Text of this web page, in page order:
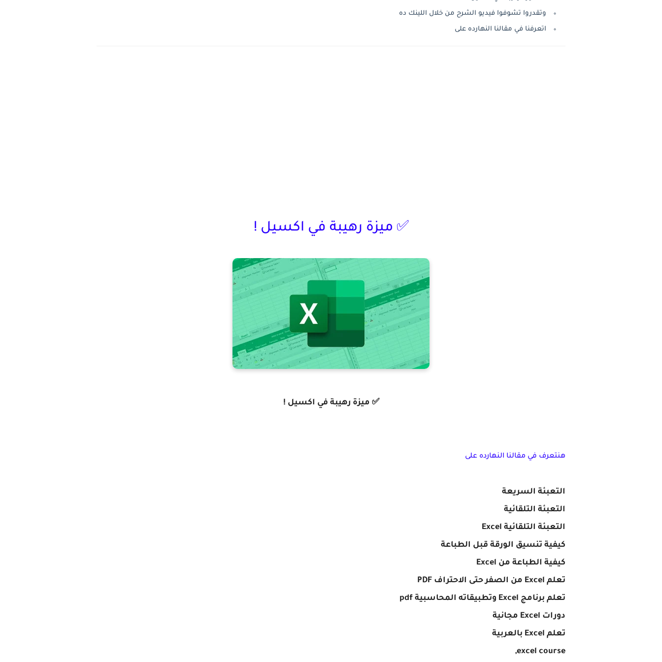
وتقدروا تشوفوا فيديو الشرح من خلال اللينك ده
اتعرفنا في مقالنا النهارده على
✅ ميزة رهيبة في اكسيل !
✅ ميزة رهيبة في اكسيل !
هنتعرف في مقالنا النهارده على
التعبئة السريعة
التعبئة التلقائية
التعبئة التلقائية Excel
كيفية تنسيق الورقة قبل الطباعة
كيفية الطباعة من Excel
تعلم Excel من الصفر حتى الاحتراف PDF
تعلم برنامج Excel وتطبيقاته المحاسبية pdf
دورات Excel مجانية
تعلم Excel بالعربية
excel course,